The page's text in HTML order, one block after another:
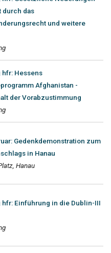
durch das
und weitere
Hessens
Afghanistan -
der Vorabzustimmung
Gedenkdemonstration zum
in Hanau
Hanau
Einführung in die Dublin-III